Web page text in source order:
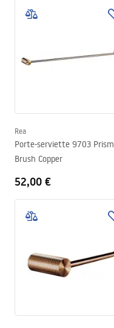
Rea
Porte-serviette 9703 Prism
Brush Copper
52,00 €